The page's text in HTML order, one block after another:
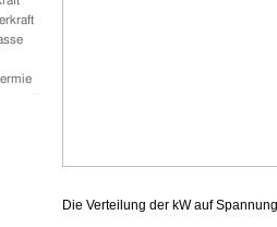
Die Verteilung der kW auf